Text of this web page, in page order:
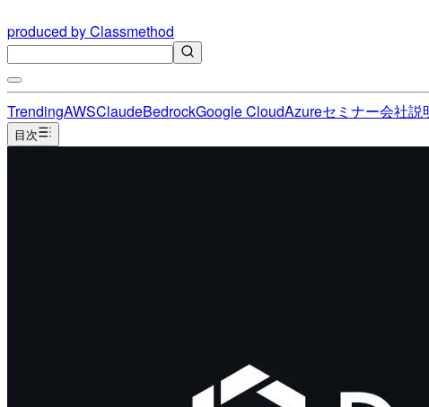
produced by Classmethod
TrendingAWSClaudeBedrockGoogle CloudAzureセミナー会社説
目次